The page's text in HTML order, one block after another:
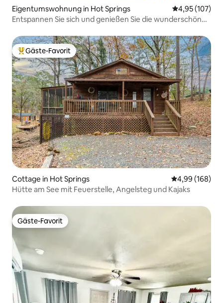
Eigentumswohnung in Hot Springs
4,95 (107)
Entspannen Sie sich und genießen Sie die wunderschöne
Beliebter Gäste-Favorit.
Gäste-Favorit
Cottage in Hot Springs
4,99 (168)
Hütte am See mit Feuerstelle, Angelsteg und Kajaks
Gäste-Favorit
Gäste-Favorit